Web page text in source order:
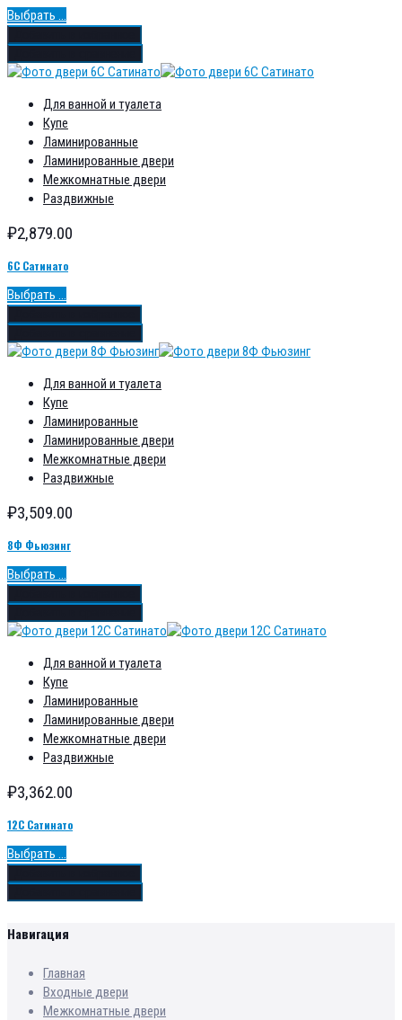
Выбрать ...
Для ванной и туалета
Купе
Ламинированные
Ламинированные двери
Межкомнатные двери
Раздвижные
₽2,879.00
6С Сатинато
Выбрать ...
Для ванной и туалета
Купе
Ламинированные
Ламинированные двери
Межкомнатные двери
Раздвижные
₽3,509.00
8Ф Фьюзинг
Выбрать ...
Для ванной и туалета
Купе
Ламинированные
Ламинированные двери
Межкомнатные двери
Раздвижные
₽3,362.00
12С Сатинато
Выбрать ...
Навигация
Главная
Входные двери
Межкомнатные двери